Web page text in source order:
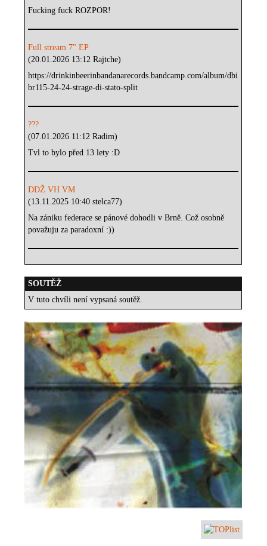
Fucking fuck ROZPOR!
Full stream 7" EP
(20.01.2026 13:12 Rajtche)
https://drinkinbeerinbandanarecords.bandcamp.com/album/dbi
br115-24-24-strage-di-stato-split
???
(07.01.2026 11:12 Radim)
Tvl to bylo před 13 lety :D
DDŽ VH VM
(13.11.2025 10:40 stelca77)
Na zániku federace se pánové dohodli v Brně. Což osobně
považuju za paradoxní :))
SOUTĚŽ
V tuto chvíli není vypsaná soutěž.